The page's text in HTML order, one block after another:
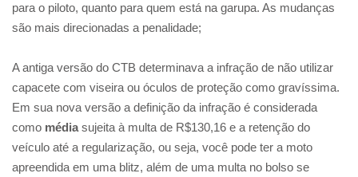
para o piloto, quanto para quem está na garupa. As mudanças
são mais direcionadas a penalidade;
A antiga versão do CTB determinava a infração de não utilizar
capacete com viseira ou óculos de proteção como gravíssima.
Em sua nova versão a definição da infração é considerada
como médiasujeita à multa de R$130,16 e a retenção do
veículo até a regularização, ou seja, você pode ter a moto
apreendida em uma blitz, além de uma multa no bolso se